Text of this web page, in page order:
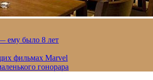
ему было 8 лет
фильмах Marvel
гонорара